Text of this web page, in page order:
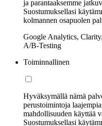
ja parantaaksemme
Suostumuksellasi
kolmannen osapuolen
Google Analytics,
A/B-Testing
Toiminnallinen
Hyväksymällä nämä
perustoimintoja
mahdollisuuden käyttää
Suostumuksellasi